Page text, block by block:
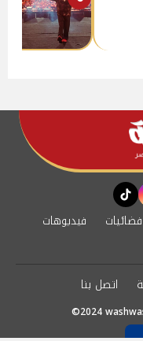
tiktok
فضائيات
فيديوهات
اتصل بنا
©2024